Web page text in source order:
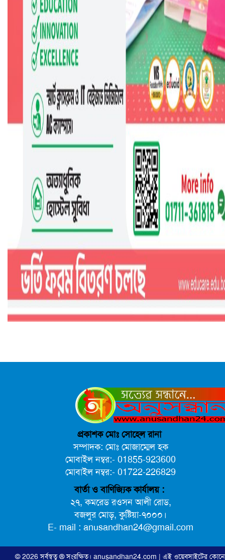
প্রকাশক মোঃ সোহেল রানা
সম্পাদক: মোঃ মোজাম্মেল হক
মোবাইল নম্বর:- 01855-923600
মোবাইল নম্বর:- 01722-226829
বার্তা ও বাণিজ্যিক কার্যালয় :
২৭, কমরেড রওসন আলী রোড,
বজলুর মোড়, কুষ্টিয়া-৭০০০।
E- mail : anusandhan24@gmail.com
© 2026 সর্বস্বত্ব ® সংরক্ষিত। anusandhan24.com | এই ওয়েবসাইটের